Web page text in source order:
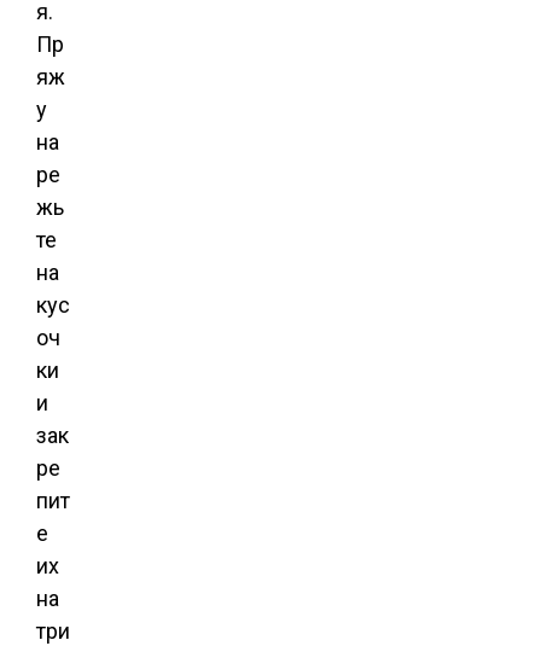
я.
Пр
яж
у
на
ре
жь
те
на
кус
оч
ки
и
зак
ре
пит
е
их
на
три